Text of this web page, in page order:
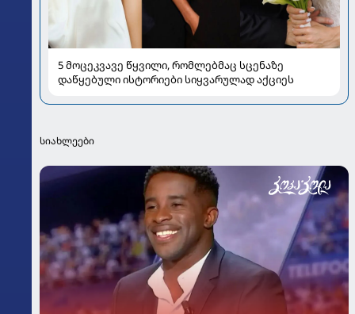
5 მოცეკვავე წყვილი, რომლებმაც სცენაზე
დაწყებული ისტორიები სიყვარულად აქციეს
სიახლეები